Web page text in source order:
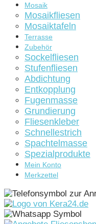
Mosaik
Mosaikfliesen
Mosaiktafeln
Terrasse
Zubehör
Sockelfliesen
Stufenfliesen
Abdichtung
Entkopplung
Fugenmasse
Grundierung
Fliesenkleber
Schnellestrich
Spachtelmasse
Spezialprodukte
Mein Konto
Merkzettel